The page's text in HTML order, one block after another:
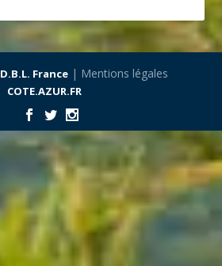
D.B.L. France| Mentions légales
COTE.AZUR.FR